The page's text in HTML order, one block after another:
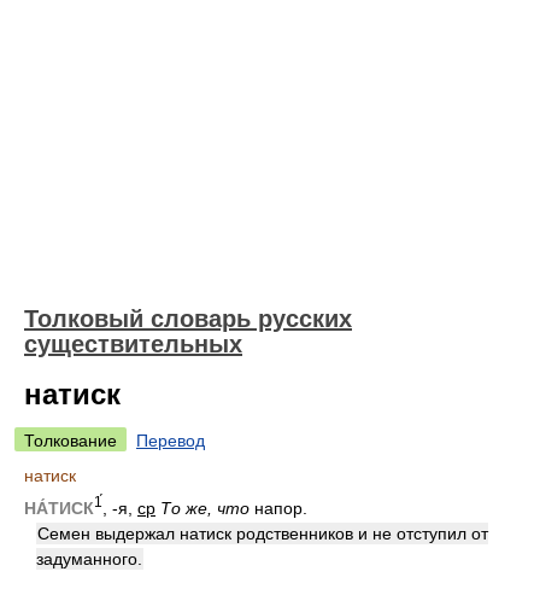
Толковый словарь русских
существительных
натиск
Толкование
Перевод
натиск
НА́ТИСК1́ , -я, ср То же, что напор.
Семен выдержал натиск родственников и не отступил от
задуманного.